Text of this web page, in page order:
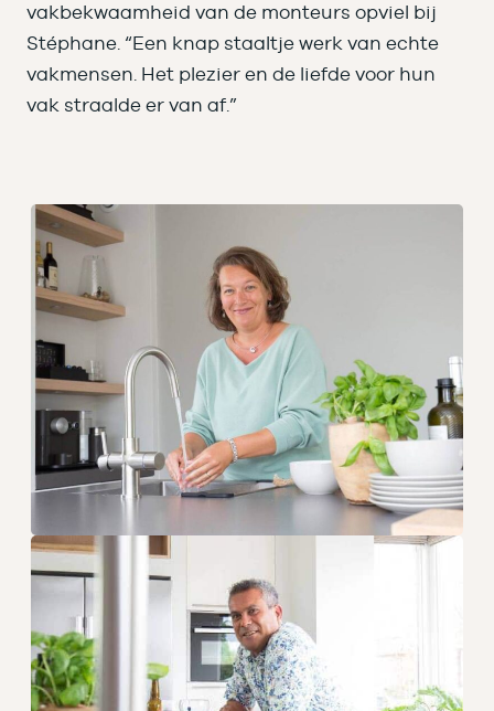
vakbekwaamheid van de monteurs opviel bij
Stéphane. “Een knap staaltje werk van echte
vakmensen. Het plezier en de liefde voor hun
vak straalde er van af.”